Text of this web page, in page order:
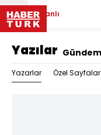
Canlı
Yazılar Gündem
Yazarlar Özel Sayfalar